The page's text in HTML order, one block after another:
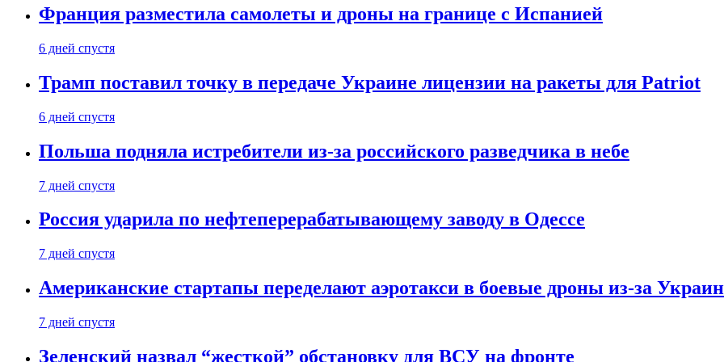
Франция разместила самолеты и дроны на границе с Испанией
6 дней спустя
Трамп поставил точку в передаче Украине лицензии на ракеты для Patriot
6 дней спустя
Польша подняла истребители из-за российского разведчика в небе
7 дней спустя
Россия ударила по нефтеперерабатывающему заводу в Одессе
7 дней спустя
Американские стартапы переделают аэротакси в боевые дроны из-за
7 дней спустя
Зеленский назвал “жесткой” обстановку для ВСУ на фронте